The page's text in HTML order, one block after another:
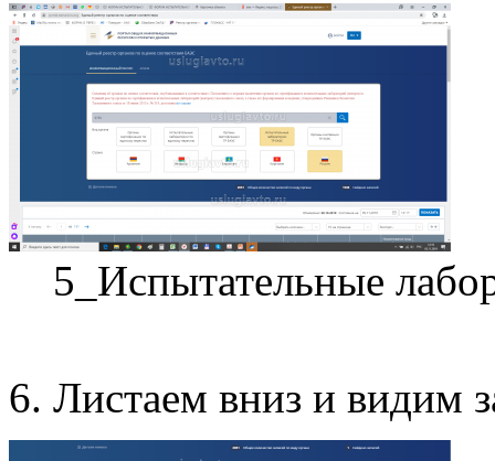
5_Испытательные
6. Листаем вниз и